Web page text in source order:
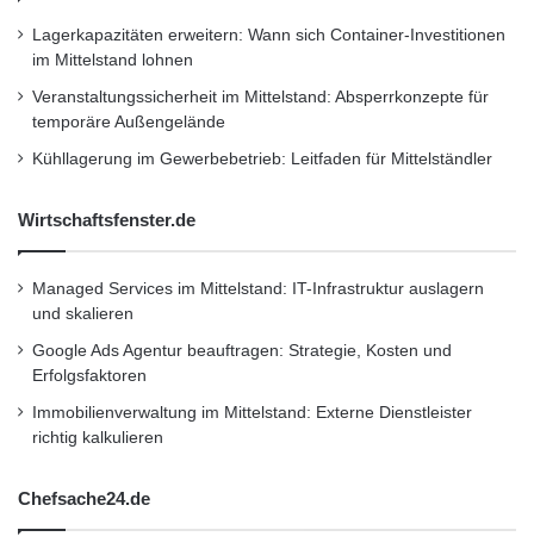
Lagerkapazitäten erweitern: Wann sich Container-Investitionen
im Mittelstand lohnen
Veranstaltungssicherheit im Mittelstand: Absperrkonzepte für
temporäre Außengelände
Kühllagerung im Gewerbebetrieb: Leitfaden für Mittelständler
Wirtschaftsfenster.de
Managed Services im Mittelstand: IT-Infrastruktur auslagern
und skalieren
Google Ads Agentur beauftragen: Strategie, Kosten und
Erfolgsfaktoren
Immobilienverwaltung im Mittelstand: Externe Dienstleister
richtig kalkulieren
Chefsache24.de